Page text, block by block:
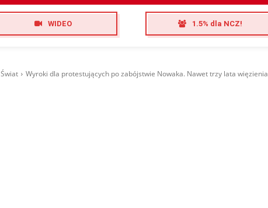
WIDEO 1.5% dla NCZ!
Świat Wyroki dla protestujących po zabójstwie Nowaka. Nawet trzy lata więzienia